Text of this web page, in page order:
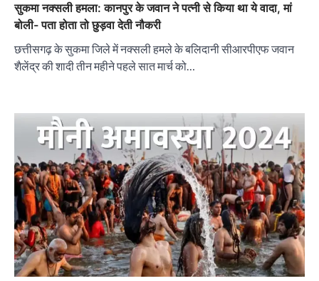
सुकमा नक्सली हमला: कानपुर के जवान ने पत्नी से किया था ये वादा, मां
बोली- पता होता तो छुड़वा देती नौकरी
छत्तीसगढ़ के सुकमा जिले में नक्सली हमले के बलिदानी सीआरपीएफ जवान
शैलेंद्र की शादी तीन महीने पहले सात मार्च को…